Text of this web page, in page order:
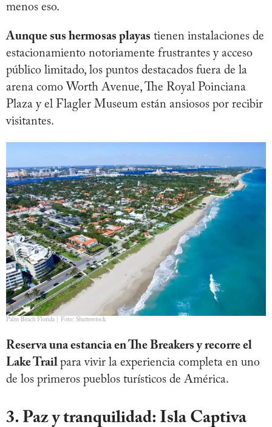
menos eso.
Aunque sus hermosas playas tienen instalaciones de
estacionamiento notoriamente frustrantes y acceso
público limitado, los puntos destacados fuera de la
arena como Worth Avenue, The Royal Poinciana
Plaza y el Flagler Museum están ansiosos por recibir
visitantes.
Palm Beach Florida | Foto: Shutterstock
Reserva una estancia en The Breakers y recorre el
Lake Trail para vivir la experiencia completa en uno
de los primeros pueblos turísticos de América.
3. Paz y tranquilidad: Isla Captiva